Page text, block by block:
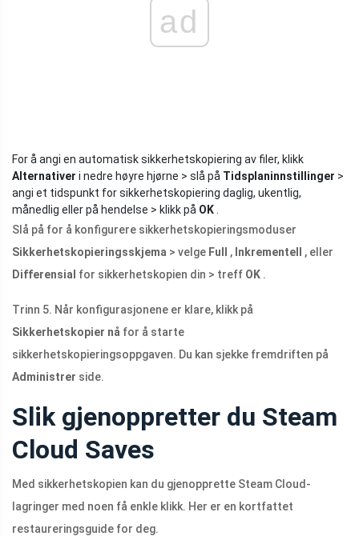
ad
For å angi en automatisk sikkerhetskopiering av filer, klikk
Alternativer i nedre høyre hjørne > slå på Tidsplaninnstillinger >
angi et tidspunkt for sikkerhetskopiering daglig, ukentlig,
månedlig eller på hendelse > klikk på OK
Slå på for å konfigurere sikkerhetskopieringsmoduser
Sikkerhetskopieringsskjema > velge Full , Inkrementell
, eller
Differensial for sikkerhetskopien din > treff OK .
Trinn 5. Når konfigurasjonene er klare, klikk på
Sikkerhetskopier nå for å starte
sikkerhetskopieringsoppgaven. Du kan sjekke fremdriften på
Administrer side.
Slik gjenoppretter du Steam
Cloud Saves
Med sikkerhetskopien kan du gjenopprette Steam Cloud-
lagringer med noen få enkle klikk. Her er en kortfattet
restaureringsguide for deg.